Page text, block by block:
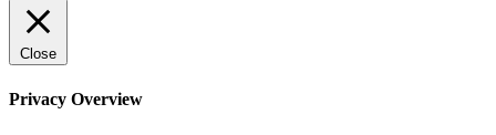
Close
Privacy Overview